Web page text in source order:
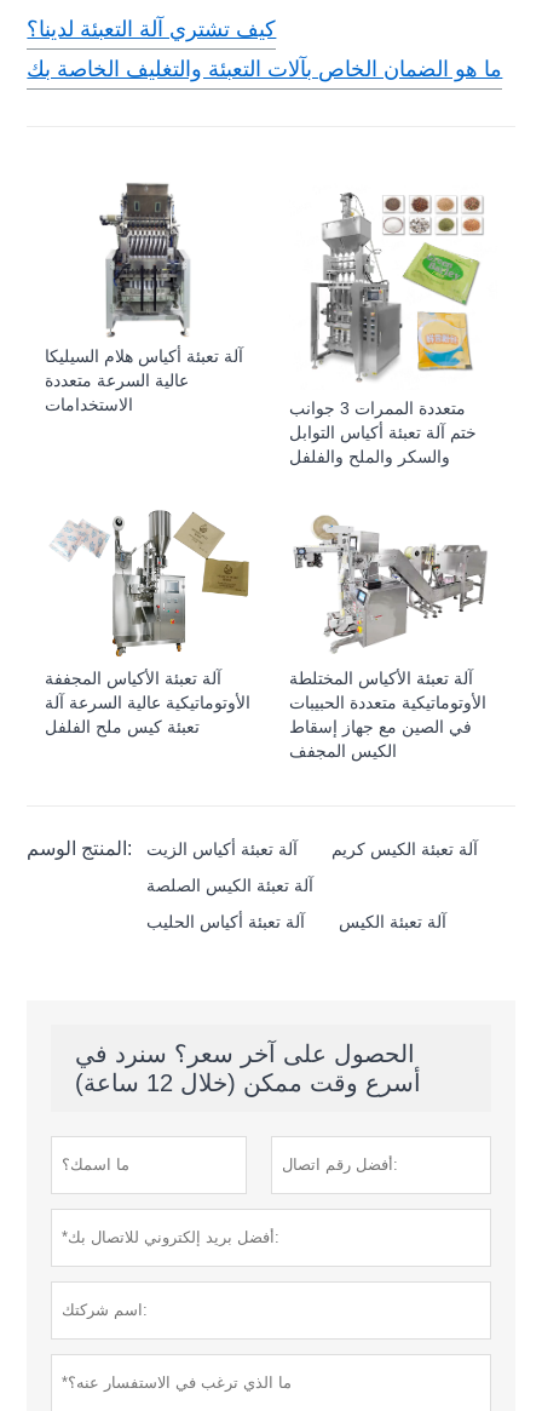
كيف تشتري آلة التعبئة لدينا؟
ما هو الضمان الخاص بآلات التعبئة والتغليف الخاصة بك
آلة تعبئة أكياس هلام السيليكا
عالية السرعة متعددة
الاستخدامات
متعددة الممرات 3 جوانب
ختم آلة تعبئة أكياس التوابل
والسكر والملح والفلفل
آلة تعبئة الأكياس المجففة
الأوتوماتيكية عالية السرعة آلة
تعبئة كيس ملح الفلفل
آلة تعبئة الأكياس المختلطة
الأوتوماتيكية متعددة الحبيبات
في الصين مع جهاز إسقاط
الكيس المجفف
المنتج الوسم: آلة تعبئة أكياس الزيت
آلة تعبئة الكيس كريم
آلة تعبئة الكيس الصلصة
آلة تعبئة أكياس الحليب
آلة تعبئة الكيس
الحصول على آخر سعر؟ سنرد في
أسرع وقت ممكن (خلال 12 ساعة)